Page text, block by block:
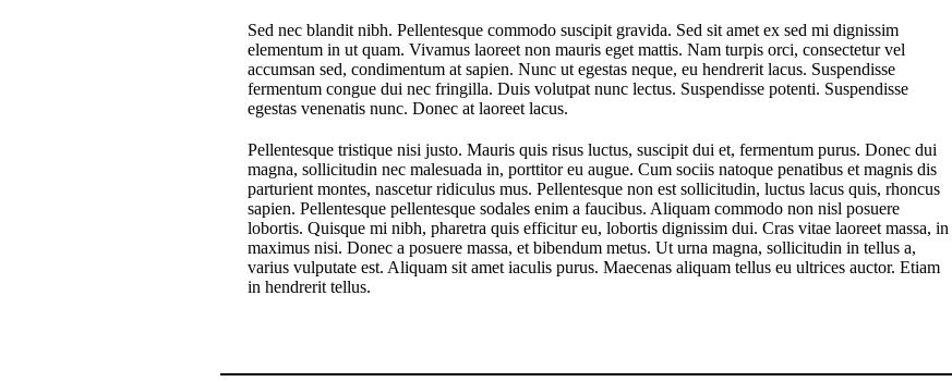
Sed nec blandit nibh. Pellentesque commodo suscipit gravida. Sed sit amet ex sed mi dignissim
elementum in ut quam. Vivamus laoreet non mauris eget mattis. Nam turpis orci, consectetur vel
accumsan sed, condimentum at sapien. Nunc ut egestas neque, eu hendrerit lacus. Suspendisse
fermentum congue dui nec fringilla. Duis volutpat nunc lectus. Suspendisse potenti. Suspendisse
egestas venenatis nunc. Donec at laoreet lacus.
Pellentesque tristique nisi justo. Mauris quis risus luctus, suscipit dui et, fermentum purus. Donec dui
magna, sollicitudin nec malesuada in, porttitor eu augue. Cum sociis natoque penatibus et magnis dis
parturient montes, nascetur ridiculus mus. Pellentesque non est sollicitudin, luctus lacus quis, rhoncus
sapien. Pellentesque pellentesque sodales enim a faucibus. Aliquam commodo non nisl posuere
lobortis. Quisque mi nibh, pharetra quis efficitur eu, lobortis dignissim dui. Cras vitae laoreet massa, in
maximus nisi. Donec a posuere massa, et bibendum metus. Ut urna magna, sollicitudin in tellus a,
varius vulputate est. Aliquam sit amet iaculis purus. Maecenas aliquam tellus eu ultrices auctor. Etiam
in hendrerit tellus.